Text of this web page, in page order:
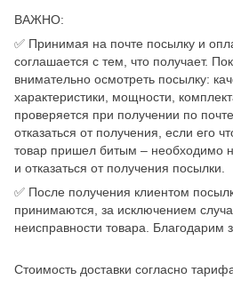
ВАЖНО:
✅ Принимая на почте посылку и
соглашается с тем, что получает.
внимательно осмотреть посылку:
характеристики, мощности,
проверяется при получении по
отказаться от получения, если его
товар пришел битым – необходимо
и отказаться от получения посылки.
✅ После получения клиентом
принимаются, за исключением
неисправности товара. Благодарим
Стоимость доставки согласно